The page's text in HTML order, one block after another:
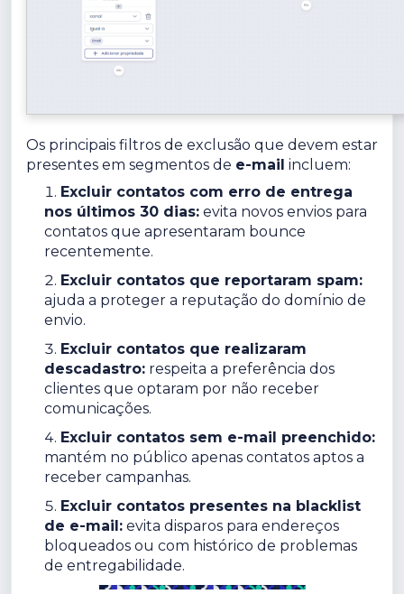
Os principais filtros de exclusão que devem estar
presentes em segmentos de e-mail incluem:
Excluir contatos com erro de entrega
nos últimos 30 dias: evita novos envios para
contatos que apresentaram bounce
recentemente.
Excluir contatos que reportaram spam:
ajuda a proteger a reputação do domínio de
envio.
Excluir contatos que realizaram
descadastro: respeita a preferência dos
clientes que optaram por não receber
comunicações.
Excluir contatos sem e-mail preenchido:
mantém no público apenas contatos aptos a
receber campanhas.
Excluir contatos presentes na blacklist
de e-mail: evita disparos para endereços
bloqueados ou com histórico de problemas
de entregabilidade.